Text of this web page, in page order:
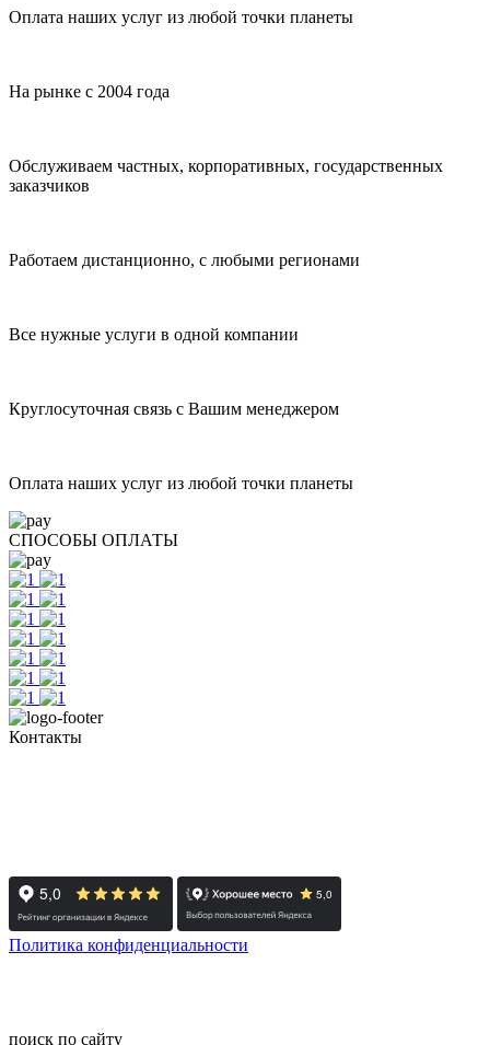
Оплата наших услуг из любой точки планеты
На рынке с 2004 года
Обслуживаем частных, корпоративных, государственных
заказчиков
Работаем дистанционно, с любыми регионами
Все нужные услуги в одной компании
Круглосуточная связь с Вашим менеджером
Оплата наших услуг из любой точки планеты
СПОСОБЫ ОПЛАТЫ
Контакты
Политика конфиденциальности
поиск по сайту